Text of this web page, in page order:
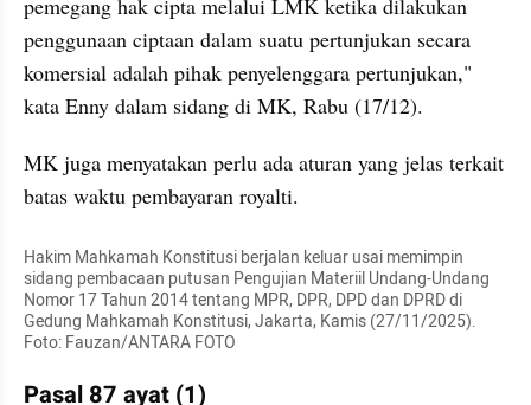
penggunaan ciptaan dalam suatu pertunjukan secara
komersial adalah pihak penyelenggara pertunjukan,"
kata Enny dalam sidang di MK, Rabu (17/12).
MK juga menyatakan perlu ada aturan yang jelas terkait
batas waktu pembayaran royalti.
Hakim Mahkamah Konstitusi berjalan keluar usai memimpin
sidang pembacaan putusan Pengujian Materiil Undang-Undang
Nomor 17 Tahun 2014 tentang MPR, DPR, DPD dan DPRD di
Gedung Mahkamah Konstitusi, Jakarta, Kamis (27/11/2025).
Foto: Fauzan/ANTARA FOTO
Pasal 87 ayat (1)